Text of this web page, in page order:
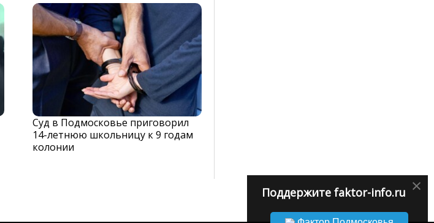
×
Поддержите faktor-info.ru
Суд в Подмосковье приговорил
14-летнюю школьницу к 9 годам
колонии